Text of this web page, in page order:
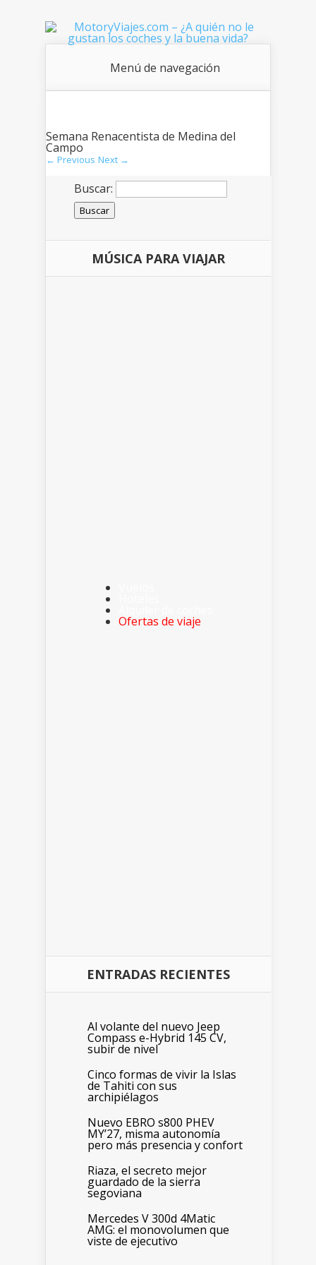
Menú de navegación
Semana Renacentista de Medina del
Campo
← Previous Next →
Buscar:
MÚSICA PARA VIAJAR
Ofertas de viaje
ENTRADAS RECIENTES
Al volante del nuevo Jeep
Compass e-Hybrid 145 CV,
subir de nivel
Cinco formas de vivir la Islas
de Tahiti con sus
archipiélagos
Nuevo EBRO s800 PHEV
MY’27, misma autonomía
pero más presencia y confort
Riaza, el secreto mejor
guardado de la sierra
segoviana
Mercedes V 300d 4Matic
AMG: el monovolumen que
viste de ejecutivo